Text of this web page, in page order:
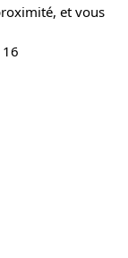
et vous